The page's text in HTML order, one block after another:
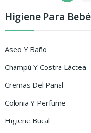
Higiene Para Bebé
Aseo Y Baño
Champú Y Costra Láctea
Cremas Del Pañal
Colonia Y Perfume
Higiene Bucal